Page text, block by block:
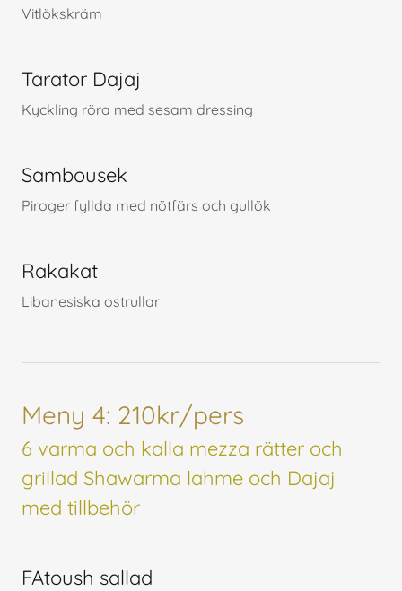
Vitlökskräm
Tarator Dajaj
Kyckling röra med sesam dressing
Sambousek
Piroger fyllda med nötfärs och gullök
Rakakat
Libanesiska ostrullar
Meny 4: 210kr/pers
6 varma och kalla mezza rätter och
grillad Shawarma lahme och Dajaj
med tillbehör
FAtoush sallad